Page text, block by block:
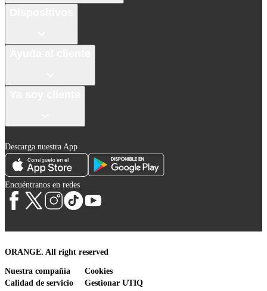
Descarga nuestra App
Encuéntranos en redes
ORANGE. All right reserved
Nuestra compañía
Calidad de servicio
Cookies
Gestionar UTIQ